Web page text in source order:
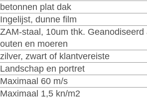
betonnen plat dak
Ingelijst, dunne film
ZAM-staal, 10um thk.
en moeren
zilver, zwart of klantvereiste
Landschap en portret
Maximaal 60 m/s
Maximaal 1,5 kn/m2